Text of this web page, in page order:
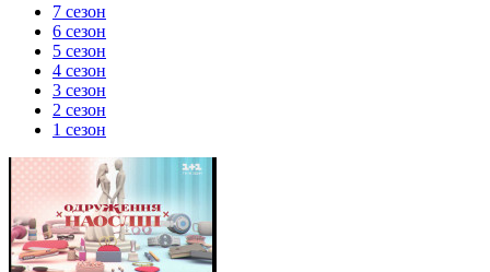
7 сезон
6 сезон
5 сезон
4 сезон
3 сезон
2 сезон
1 сезон